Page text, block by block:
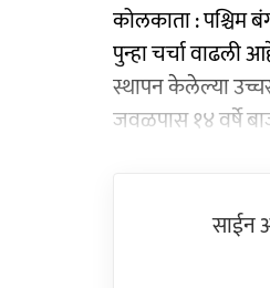
कोलकाता : पश्चिम
पुन्हा चर्चा वाढली
स्थापन केलेल्या
जवळपास १४ वर्षे
साईन